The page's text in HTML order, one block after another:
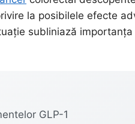
la posibilele efecte
subliniază
GLP-1